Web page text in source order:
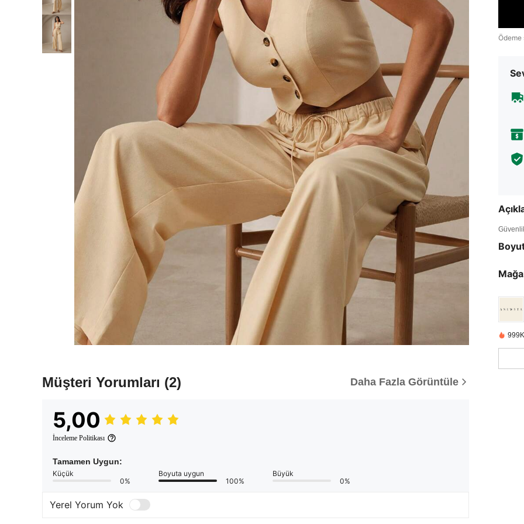
Müşteri Yorumları (2) Daha Fazla Görüntüle
5,00
İnceleme Politikası
Tamamen Uygun:
Küçük
0%
Boyuta uygun
100%
Büyük
0%
Yerel Yorum Yok
Ödeme